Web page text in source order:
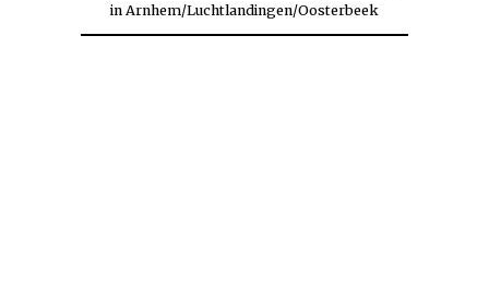
in Arnhem/Luchtlandingen/Oosterbeek